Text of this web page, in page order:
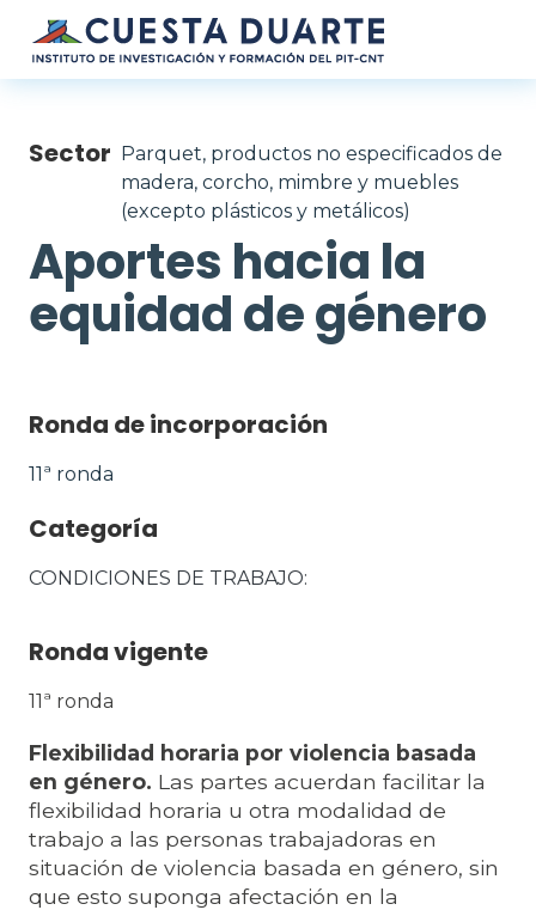
Pasar al contenido principal
Sector
Parquet, productos no especificados de
madera, corcho, mimbre y muebles
(excepto plásticos y metálicos)
Aportes hacia la
equidad de género
Ronda de incorporación
11ª ronda
Categoría
CONDICIONES DE TRABAJO
Ronda vigente
11ª ronda
Flexibilidad horaria por violencia basada
en género. Las partes acuerdan facilitar la
flexibilidad horaria u otra modalidad de
trabajo a las personas trabajadoras en
situación de violencia basada en género, sin
que esto suponga afectación en la